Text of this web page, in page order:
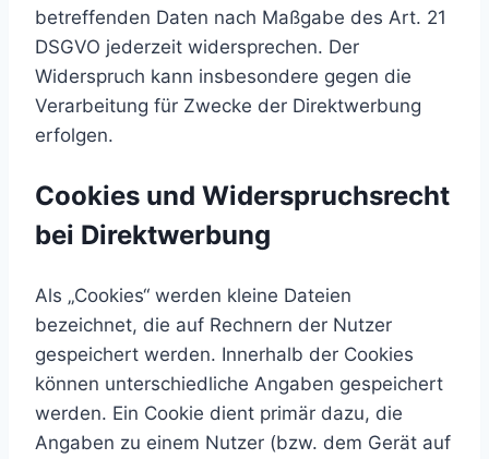
betreffenden Daten nach Maßgabe des Art. 21
DSGVO jederzeit widersprechen. Der
Widerspruch kann insbesondere gegen die
Verarbeitung für Zwecke der Direktwerbung
erfolgen.
Cookies und Widerspruchsrecht
bei Direktwerbung
Als „Cookies“ werden kleine Dateien
bezeichnet, die auf Rechnern der Nutzer
gespeichert werden. Innerhalb der Cookies
können unterschiedliche Angaben gespeichert
werden. Ein Cookie dient primär dazu, die
Angaben zu einem Nutzer (bzw. dem Gerät auf